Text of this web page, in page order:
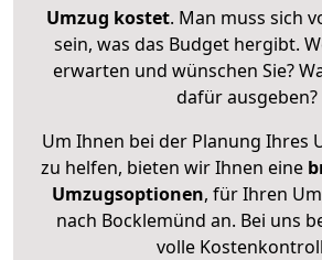
Umzug kostet. Man muss sich
sein, was das Budget hergibt.
erwarten und wünschen Sie?
dafür ausgeben?
Um Ihnen bei der Planung Ihres
zu helfen, bieten wir Ihnen eine
Umzugsoptionen, für Ihren
nach Bocklemünd an. Bei uns
volle